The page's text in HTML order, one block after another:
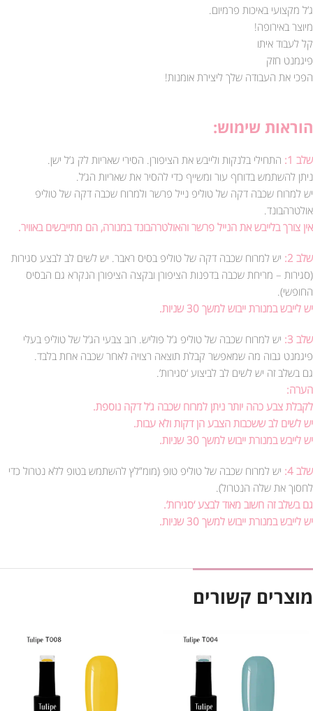
ג’ל מקצועי באיכות פרמיום.
מיוצר באירופה!
קל לעבוד איתו
פיגמנט חזק
הפכי את העבודה שלך ליצירת אומנות!
הוראות שימוש:
שלב 1:
התחילי בלנקות ולייבש את הציפורן. הסירי שאריות לק ג’ל ישן.
ניתן להשתמש בדוחף עור ומשייף כדי להסיר את שאריות הג’ל.
יש למרוח שכבה דקה של טוליפ נייל פרשר ולמרוח שכבה דקה של טוליפ
אולטרהבונד.
אין צורך בלייבש את הנייל פרשר והאולטרהבונד במנורה, הם מתייבשים באוויר.
שלב 2:
יש למרוח שכבה דקה של טוליפ בסיס ראבר. יש לשים לב לבצע סגירות
(סגירות – מריחת שכבה בדפנות הציפורן ובקצה הציפורן הנקרא גם הבסיס
החופשי).
יש לייבש במנורת ייבוש למשך 30 שניות.
שלב 3:
יש למרוח שכבה של טוליפ ג’ל פוליש. רוב צבעי הג’ל של טוליפ בעלי
פיגמנט גבוה מה שמאפשר קבלת תוצאה רצויה לאחר שכבה אחת בלבד.
גם בשלב זה יש לשים לב לביצוע ‘סגירות’.
הערה:
לקבלת צבע כהה יותר ניתן למרוח שכבה ג’ל דקה נוספת.
יש לשים לב ששכבות הצבע הן דקות ולא עבות.
יש לייבש במנורת ייבוש למשך 30 שניות.
שלב 4:
יש למרוח שכבה של טוליפ טופ (מומ”לץ להשתמש בטופ ללא נטרול כדי
לחסוך את שלה הנטרול).
גם בשלב זה חשוב מאוד לבצע ‘סגירות’.
יש לייבש במנורת ייבוש למשך 30 שניות.
מוצרים קשורים